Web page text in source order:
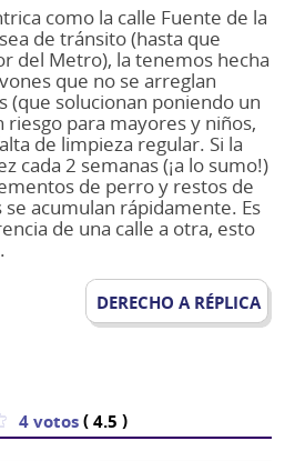
como la calle Fuente de la
de tránsito (hasta que
del Metro), la tenemos hecha
que no se arreglan
(que solucionan poniendo un
riesgo para mayores y niños,
de limpieza regular. Si la
cada 2 semanas (¡a lo sumo!)
de perro y restos de
se acumulan rápidamente. Es
de una calle a otra, esto
DERECHO A RÉPLICA
4 votos(4.5 )